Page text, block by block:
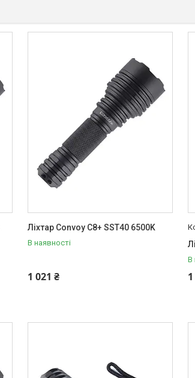
Ліхтар Convoy C8+ SST40 6500K
В наявності
1 021 ₴
В